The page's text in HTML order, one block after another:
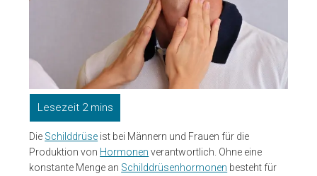
Die Schilddrüse ist bei Männern und Frauen für die
Produktion von Hormonen verantwortlich. Ohne eine
konstante Menge an Schilddrüsenhormonen besteht für